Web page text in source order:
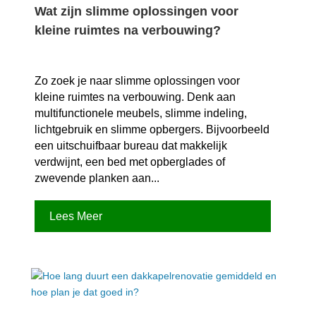
Wat zijn slimme oplossingen voor
kleine ruimtes na verbouwing?
Zo zoek je naar slimme oplossingen voor
kleine ruimtes na verbouwing.​ Denk aan
multifunctionele meubels, slimme indeling,
lichtgebruik en slimme opbergers.​ Bijvoorbeeld
een uitschuifbaar bureau dat makkelijk
verdwijnt, een bed met opberglades of
zwevende planken aan...
Lees Meer